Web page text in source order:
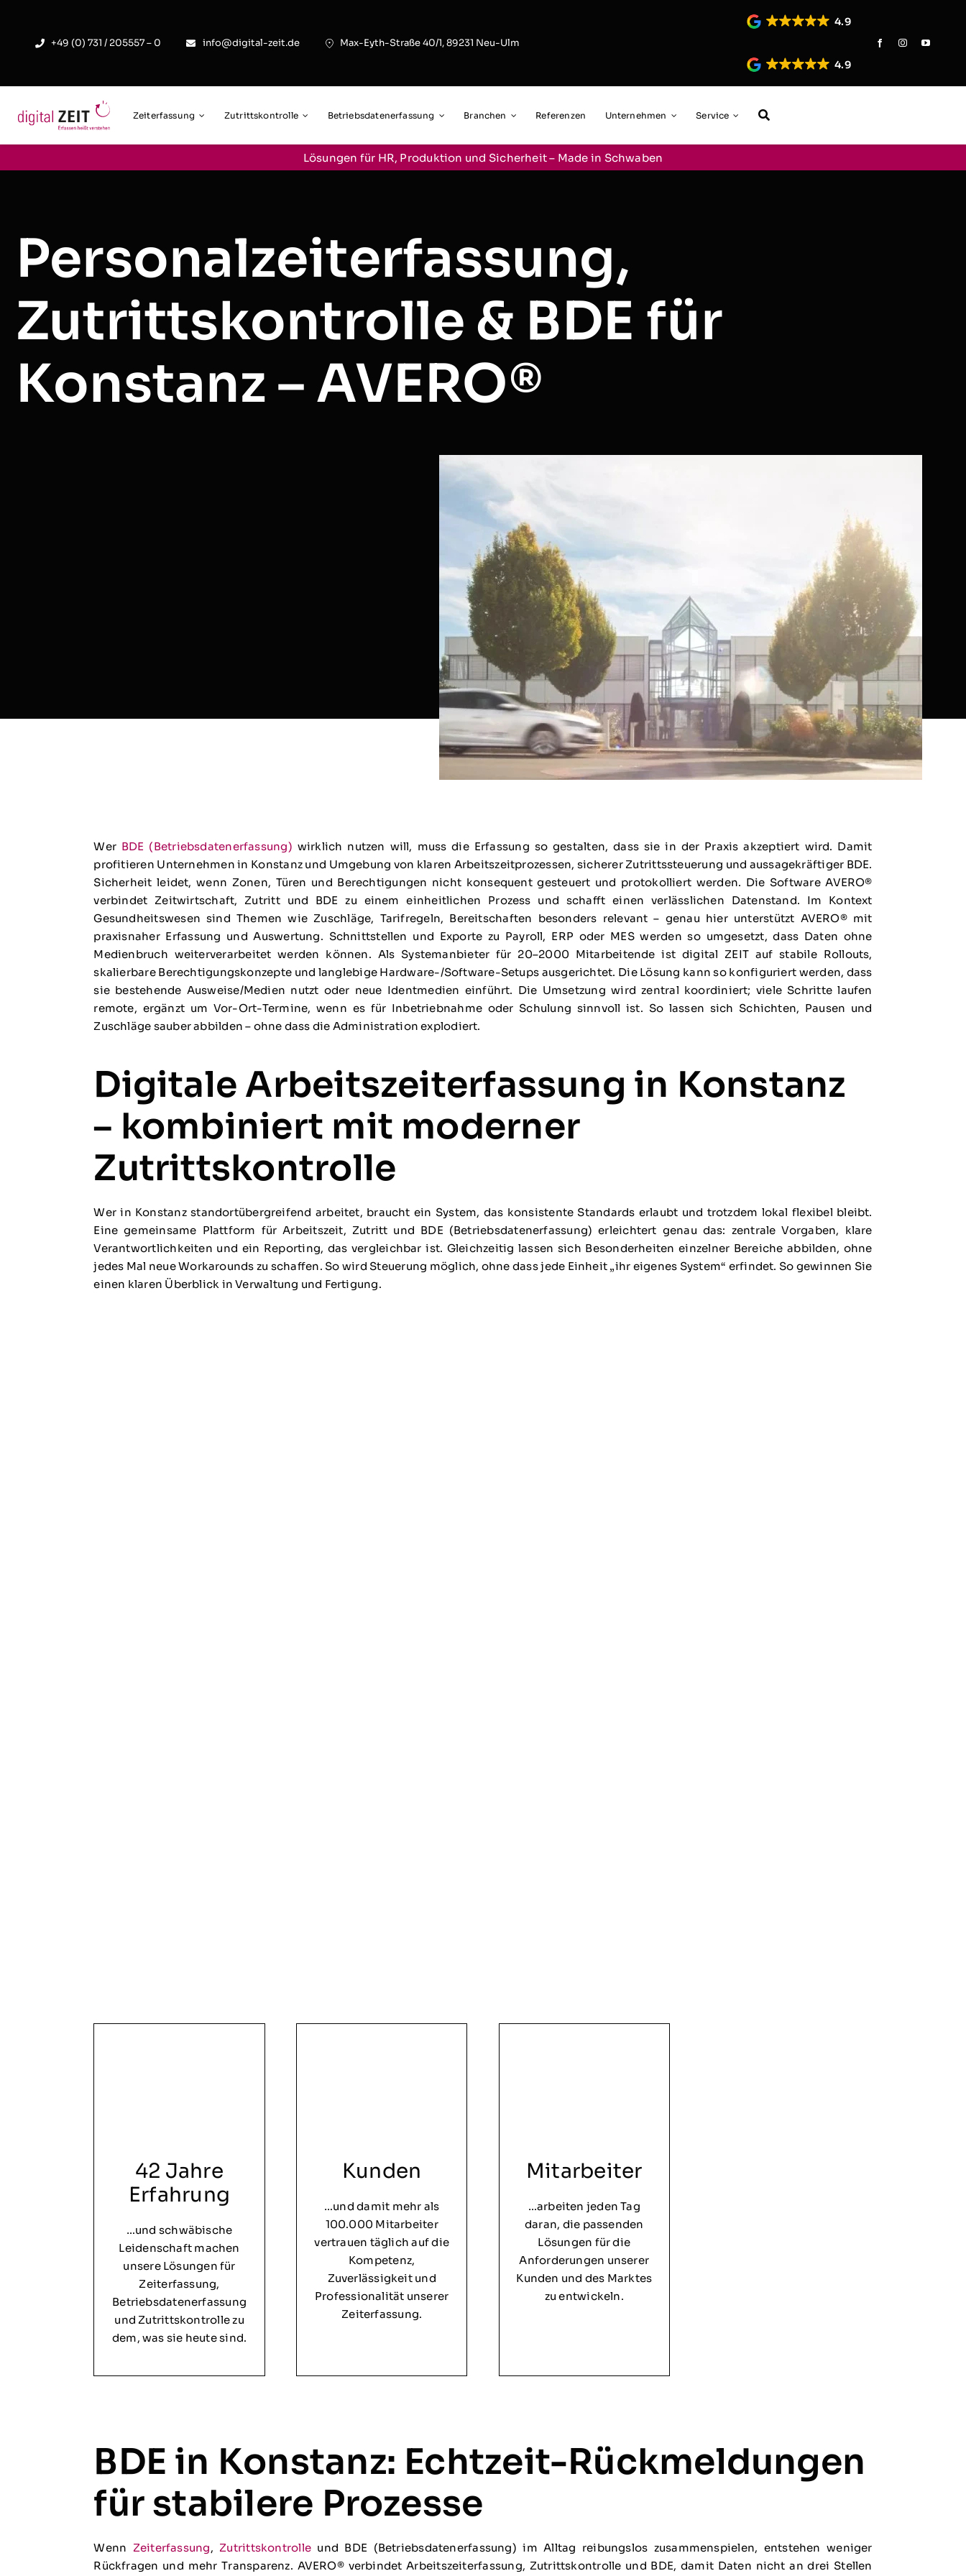
content
+49 (0) 731 / 205557 – 0 info@digital-zeit.de Max-Eyth-Straße 40/1, 89231 Neu-Ulm
4.9
4.9
Zeiterfassung Zutrittskontrolle Betriebsdatenerfassung Branchen Referenzen Unternehmen Service
Lösungen für HR, Produktion und Sicherheit – Made in Schwaben
Personalzeiterfassung,
Zutrittskontrolle & BDE für
Konstanz – AVERO®
Wer BDE (Betriebsdatenerfassung) wirklich nutzen will, muss die Erfassung so gestalten, dass sie in der Praxis akzeptiert wird. Damit
profitieren Unternehmen in Konstanz und Umgebung von klaren Arbeitszeitprozessen, sicherer Zutrittssteuerung und aussagekräftiger BDE.
Sicherheit leidet, wenn Zonen, Türen und Berechtigungen nicht konsequent gesteuert und protokolliert werden. Die Software AVERO®
verbindet Zeitwirtschaft, Zutritt und BDE zu einem einheitlichen Prozess und schafft einen verlässlichen Datenstand. Im Kontext
Gesundheitswesen sind Themen wie Zuschläge, Tarifregeln, Bereitschaften besonders relevant – genau hier unterstützt AVERO® mit
praxisnaher Erfassung und Auswertung. Schnittstellen und Exporte zu Payroll, ERP oder MES werden so umgesetzt, dass Daten ohne
Medienbruch weiterverarbeitet werden können. Als Systemanbieter für 20–2000 Mitarbeitende ist digital ZEIT auf stabile Rollouts,
skalierbare Berechtigungskonzepte und langlebige Hardware-/Software-Setups ausgerichtet. Die Lösung kann so konfiguriert werden, dass
sie bestehende Ausweise/Medien nutzt oder neue Identmedien einführt. Die Umsetzung wird zentral koordiniert; viele Schritte laufen
remote, ergänzt um Vor-Ort-Termine, wenn es für Inbetriebnahme oder Schulung sinnvoll ist. So lassen sich Schichten, Pausen und
Zuschläge sauber abbilden – ohne dass die Administration explodiert.
Digitale Arbeitszeiterfassung in Konstanz
– kombiniert mit moderner
Zutrittskontrolle
Wer in Konstanz standortübergreifend arbeitet, braucht ein System, das konsistente Standards erlaubt und trotzdem lokal flexibel bleibt.
Eine gemeinsame Plattform für Arbeitszeit, Zutritt und BDE (Betriebsdatenerfassung) erleichtert genau das: zentrale Vorgaben, klare
Verantwortlichkeiten und ein Reporting, das vergleichbar ist. Gleichzeitig lassen sich Besonderheiten einzelner Bereiche abbilden, ohne
jedes Mal neue Workarounds zu schaffen. So wird Steuerung möglich, ohne dass jede Einheit „ihr eigenes System“ erfindet. So gewinnen Sie
einen klaren Überblick in Verwaltung und Fertigung.
42 Jahre
Erfahrung
…und schwäbische
Leidenschaft machen
unsere Lösungen für
Zeiterfassung,
Betriebsdatenerfassung
und Zutrittskontrolle zu
dem, was sie heute sind.
Kunden
…und damit mehr als
100.000 Mitarbeiter
vertrauen täglich auf die
Kompetenz,
Zuverlässigkeit und
Professionalität unserer
Zeiterfassung.
Mitarbeiter
…arbeiten jeden Tag
daran, die passenden
Lösungen für die
Anforderungen unserer
Kunden und des Marktes
zu entwickeln.
BDE in Konstanz: Echtzeit-Rückmeldungen
für stabilere Prozesse
Wenn Zeiterfassung, Zutrittskontrolle und BDE (Betriebsdatenerfassung) im Alltag reibungslos zusammenspielen, entstehen weniger
Rückfragen und mehr Transparenz. AVERO® verbindet Arbeitszeiterfassung, Zutrittskontrolle und BDE, damit Daten nicht an drei Stellen